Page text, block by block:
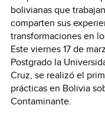
bolivianas que
comparten sus
transformaciones en
Este viernes 17 de
Postgrado la
Cruz, se realizó el
prácticas en Bolivia
Contaminante.